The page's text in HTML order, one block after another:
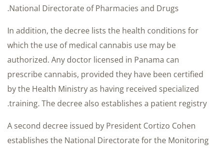
National Directorate of Pharmacies and Drugs.
In addition, the decree lists the health conditions for
which the use of medical cannabis use may be
authorized. Any doctor licensed in Panama can
prescribe cannabis, provided they have been certified
by the Health Ministry as having received specialized
training. The decree also establishes a patient registry.
A second decree issued by President Cortizo Cohen
establishes the National Directorate for the Monitoring